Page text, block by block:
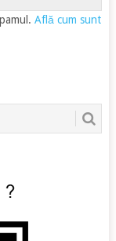
Află cum sunt